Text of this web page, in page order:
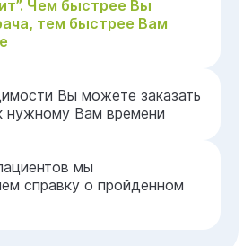
Чем быстрее Вы
тем быстрее Вам
Вы можете заказать
нужному Вам времени
мы
справку о пройденном